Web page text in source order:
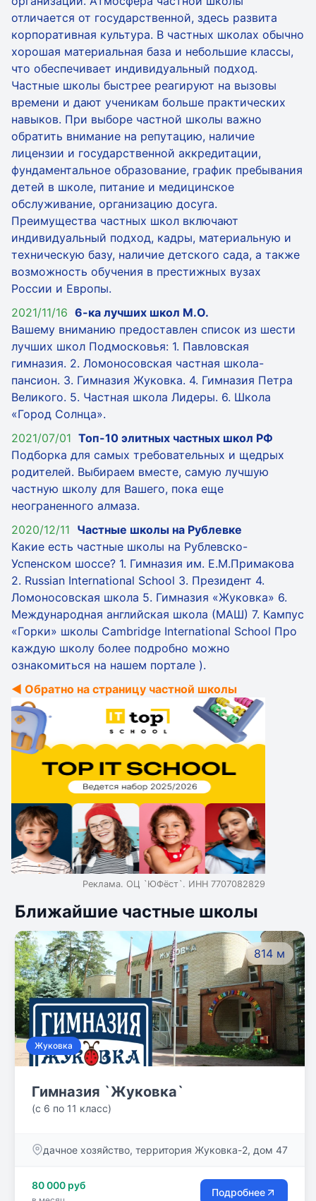
отличается от государственной, здесь развита
корпоративная культура. В частных школах обычно
хорошая материальная база и небольшие классы,
что обеспечивает индивидуальный подход.
Частные школы быстрее реагируют на вызовы
времени и дают ученикам больше практических
навыков. При выборе частной школы важно
обратить внимание на репутацию, наличие
лицензии и государственной аккредитации,
фундаментальное образование, график пребывания
детей в школе, питание и медицинское
обслуживание, организацию досуга.
Преимущества частных школ включают
индивидуальный подход, кадры, материальную и
техническую базу, наличие детского сада, а также
возможность обучения в престижных вузах
России и Европы.
2021/11/16 6-ка лучших школ М.О.
Вашему вниманию предоставлен список из шести
лучших школ Подмосковья: 1. Павловская
гимназия. 2. Ломоносовская частная школа-
пансион. 3. Гимназия Жуковка. 4. Гимназия Петра
Великого. 5. Частная школа Лидеры. 6. Школа
«Город Солнца».
2021/07/01 Топ-10 элитных частных школ РФ
Подборка для самых требовательных и щедрых
родителей. Выбираем вместе, самую лучшую
частную школу для Вашего, пока еще
неограненного алмаза.
2020/12/11 Частные школы на Рублевке
Какие есть частные школы на Рублевско-
Успенском шоссе? 1. Гимназия им. Е.М.Примакова
2. Russian International School 3. Президент 4.
Ломоносовская школа 5. Гимназия «Жуковка» 6.
Международная английская школа (МАШ) 7. Кампус
«Горки» школы Cambridge International School Про
каждую школу более подробно можно
ознакомиться на нашем портале ).
◄ Обратно на страницу частной школы
Реклама. ОЦ `ЮФёст`. ИНН 7707082829
Ближайшие частные школы
814 м
Жуковка
Гимназия `Жуковка`
(с 6 по 11 класс)
дачное хозяйство, территория Жуковка-2, дом 47
80 000 руб
Подробнее